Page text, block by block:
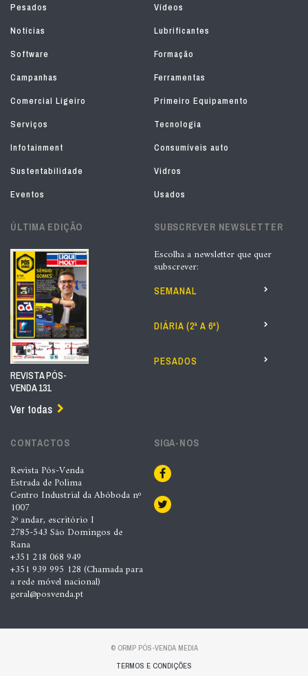
Pesados
Vídeos
Notícias
Lubrificantes
Software
Formação
Campanhas
Ferramentas
Comercial Ligeiro
Primeiro Equipamento
Serviços
Tecnologia
Infotainment
Consumíveis auto
Sustentabilidade
Vidros
Eventos
Usados
ÚLTIMA EDIÇÃO
REVISTA PÓS-
VENDA 131
Ver todas
SUBSCREVER NEWSLETTER
Escolha a newsletter que quer
subscrever:
SEMANAL
DIÁRIA (2ª A 6ª)
PESADOS
CONTACTOS
Revista Pós-Venda
Estrada de Polima
Centro Industrial da Abóboda nº
1007
2º andar, escritório I
2785-543 São Domingos de
Rana
+351 218 068 949
+351 939 995 128 (Chamada para
a rede móvel nacional)
geral@posvenda.pt
SIGA-NOS
© ORMP PÓS-VENDA MEDIA
TERMOS E CONDIÇÕES